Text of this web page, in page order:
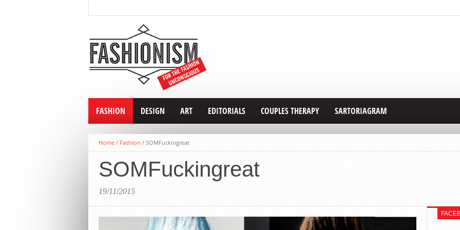
FASHION DESIGN ART EDITORIALS COUPLES THERAPY SARTORIAGRAM
Home / Fashion / SOMFuckingreat
SOMFuckingreat
19/11/2015